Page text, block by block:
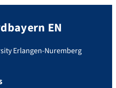
EN
Erlangen-Nuremberg